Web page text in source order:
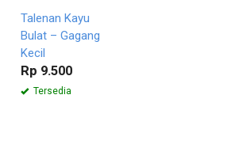
Talenan Kayu
Bulat – Gagang
Kecil
Rp 9.500
Tersedia